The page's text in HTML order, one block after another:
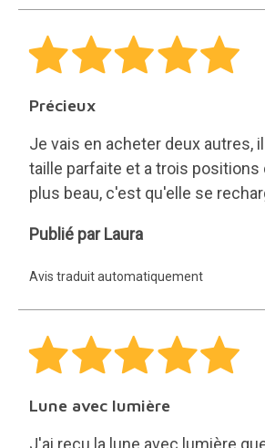
Précieux
Je vais en acheter deux autres,
taille parfaite et a trois positions
plus beau, c'est qu'elle se
Laura
Publié par Laura
Avis traduit automatiquement
Lune avec lumière
J'ai reçu la lune avec lumière